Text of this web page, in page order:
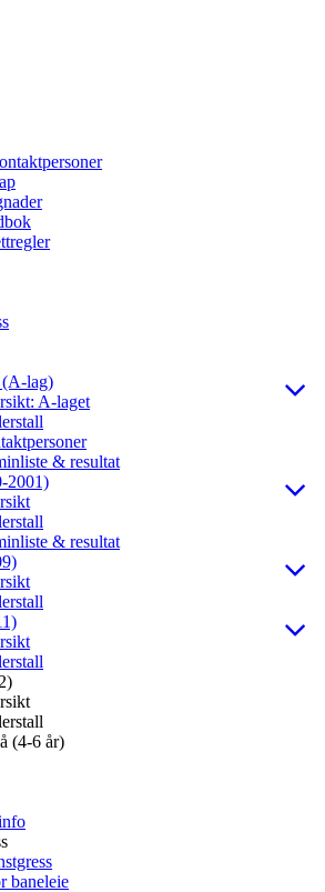
(A-lag)
A-laget
& resultat
2001)
& resultat
(4-6 år)
baneleie